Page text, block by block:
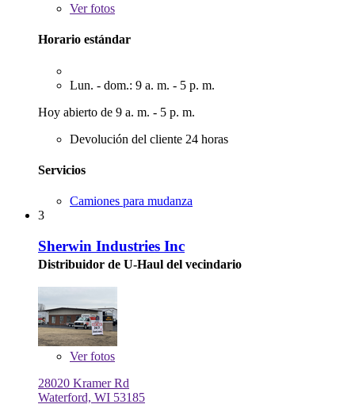
Verfotos
Horario estándar
Lun. - dom.: 9 a. m. - 5 p. m.
Hoy abierto de 9 a. m. - 5 p. m.
Devolución del cliente 24 horas
Servicios
Camiones para mudanza
3
Sherwin Industries Inc
Distribuidor de U-Haul del vecindario
Verfotos
28020 Kramer Rd
Waterford, WI 53185